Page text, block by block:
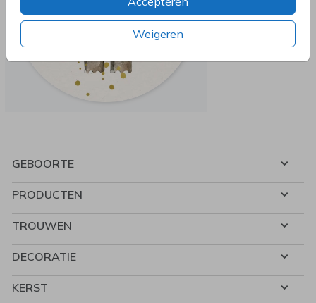
Weigeren
GEBOORTE
PRODUCTEN
TROUWEN
DECORATIE
KERST